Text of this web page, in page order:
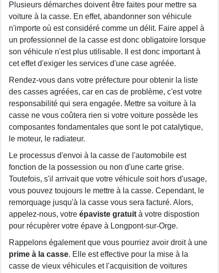
Plusieurs démarches doivent être faites pour mettre sa
voiture à la casse. En effet, abandonner son véhicule
n'importe où est considéré comme un délit. Faire appel à
un professionnel de la casse est donc obligatoire lorsque
son véhicule n'est plus utilisable. Il est donc important à
cet effet d'exiger les services d'une case agréée.
Rendez-vous dans votre préfecture pour obtenir la liste
des casses agréées, car en cas de problème, c'est votre
responsabilité qui sera engagée. Mettre sa voiture à la
casse ne vous coûtera rien si votre voiture possède les
composantes fondamentales que sont le pot catalytique,
le moteur, le radiateur.
Le processus d'envoi à la casse de l'automobile est
fonction de la possession ou non d'une carte grise.
Toutefois, s'il arrivait que votre véhicule soit hors d'usage,
vous pouvez toujours le mettre à la casse. Cependant, le
remorquage jusqu'à la casse vous sera facturé. Alors,
appelez-nous, votre épaviste gratuit à votre dispostion
pour récupèrer votre épave à Longpont-sur-Orge.
Rappelons également que vous pourriez avoir droit à une
prime à la casse. Elle est effective pour la mise à la
casse de vieux véhicules et l'acquisition de voitures